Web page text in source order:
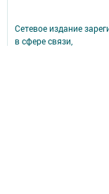
Наименование СМИ:
Сетевое издание
в сфере связи,